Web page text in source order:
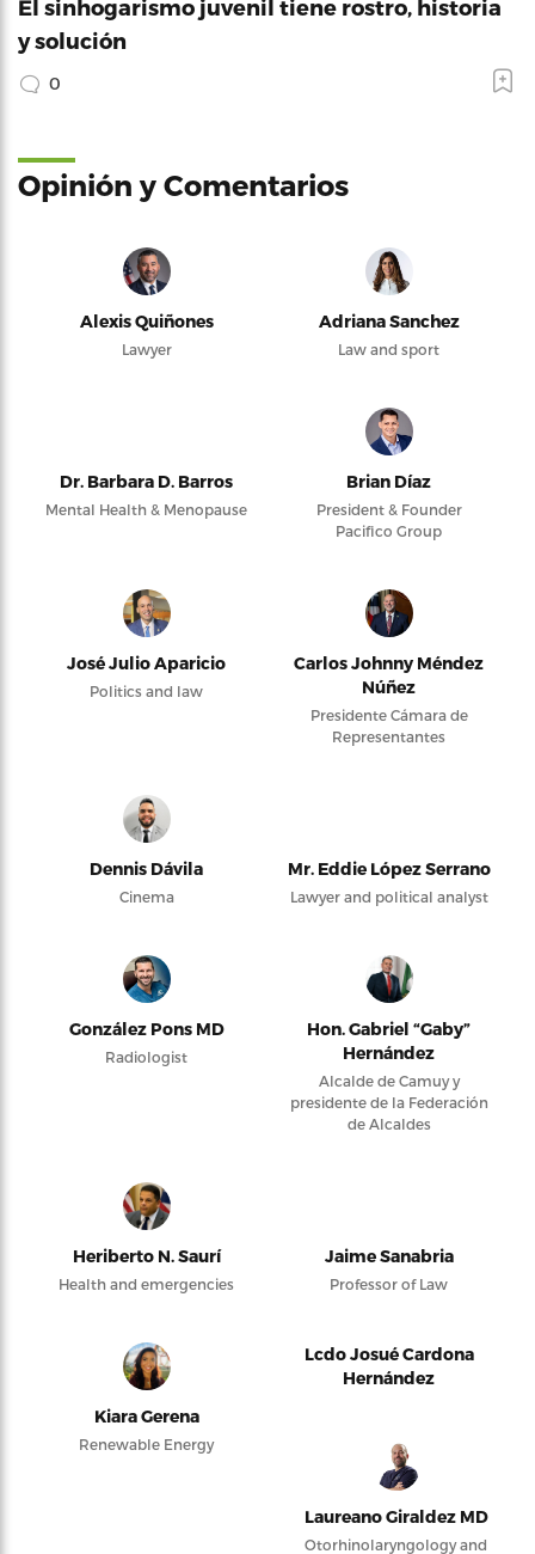
El sinhogarismo juvenil tiene rostro, historia
y solución
0
Opinión y Comentarios
Alexis Quiñones
Lawyer
Adriana Sanchez
Law and sport
Dr. Barbara D. Barros
Mental Health & Menopause
Brian Díaz
President & Founder
Pacifico Group
José Julio Aparicio
Politics and law
Carlos Johnny Méndez
Núñez
Presidente Cámara de
Representantes
Dennis Dávila
Cinema
Mr. Eddie López Serrano
Lawyer and political analyst
González Pons MD
Radiologist
Hon. Gabriel “Gaby”
Hernández
Alcalde de Camuy y
presidente de la Federación
de Alcaldes
Heriberto N. Saurí
Health and emergencies
Jaime Sanabria
Professor of Law
Kiara Gerena
Renewable Energy
Lcdo Josué Cardona
Hernández
Laureano Giraldez MD
Otorhinolaryngology and